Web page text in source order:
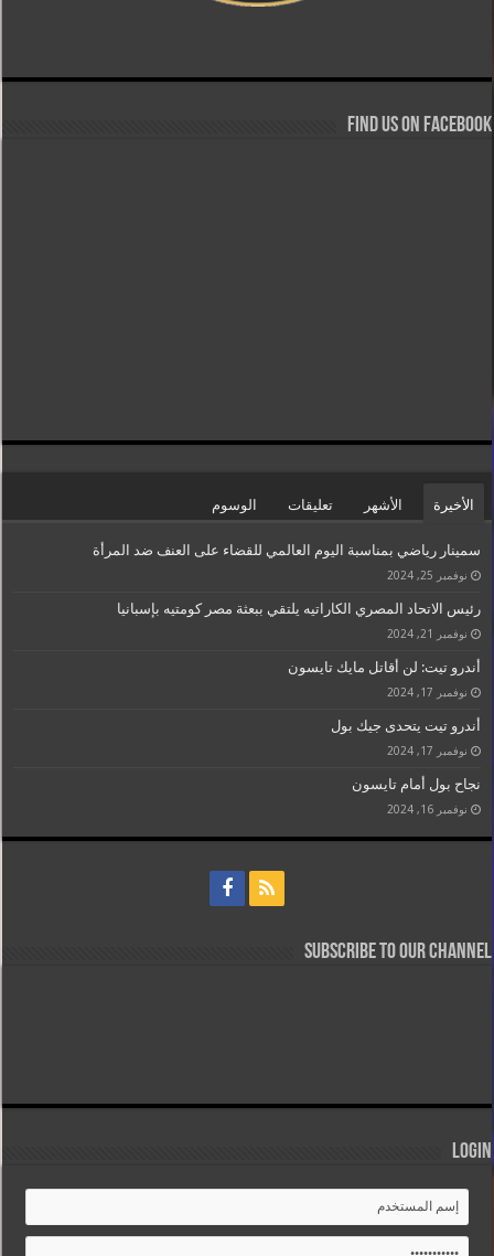
Find us on Facebook
الأخيرة الأشهر تعليقات الوسوم
سمينار رياضي بمناسبة اليوم العالمي للقضاء على العنف ضد المرأة
نوفمبر 25, 2024
رئيس الاتحاد المصري الكاراتيه يلتقي ببعثة مصر كومتيه بإسبانيا
نوفمبر 21, 2024
أندرو تيت: لن أقاتل مايك تايسون
نوفمبر 17, 2024
أندرو تيت يتحدى جيك بول
نوفمبر 17, 2024
نجاح بول أمام تايسون
نوفمبر 16, 2024
Subscribe to our Channel
Login